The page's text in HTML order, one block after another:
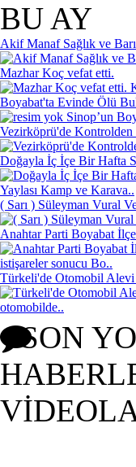
BU AY
Akif Manaf Sağlık ve
Mazhar Koç vefat etti.
Boyabat'ta Evinde Ölü
Sinop’un
Vezirköprü'de
Doğayla İç İçe Bir Hafta
Yaylası Kamp ve Karava..
( Sarı ) Süleyman Vural
Anahtar Parti Boyabat
istişareler sonucu Bo..
Türkeli'de Otomobil Alevi
otomobilde..
SON